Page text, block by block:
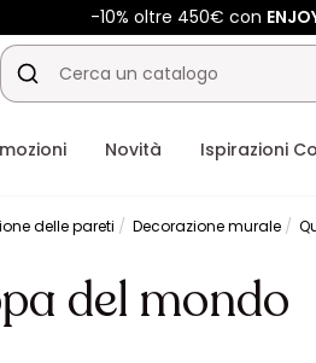
-10% oltre 450€ con
Novità Ispirazioni
delle pareti Decorazione murale
del mondo